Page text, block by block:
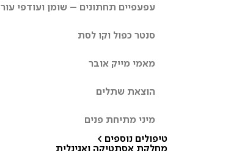
עפעפיים תחתונים – שומן ועודפי עור
סנטר כפול וקו לסת
מאמי מייק אובר
הוצאת שתלים
מיני מתיחת פנים
טיפולים נוספים >
מחלקת אסתטיקה ואגינלית